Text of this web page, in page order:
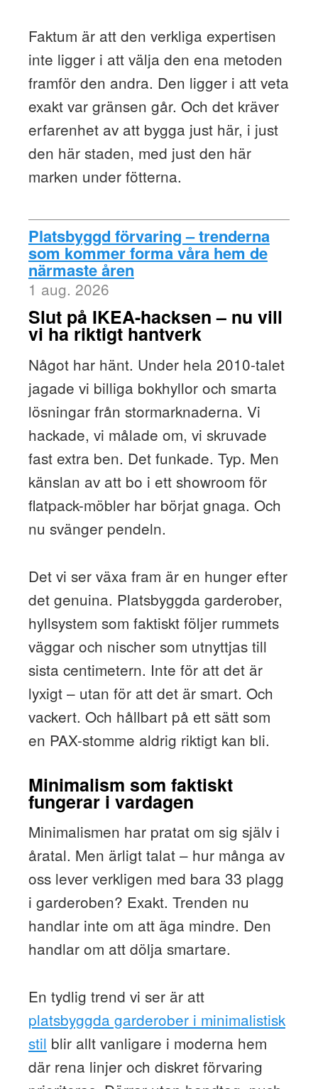
Faktum är att den verkliga expertisen
inte ligger i att välja den ena metoden
framför den andra. Den ligger i att veta
exakt var gränsen går. Och det kräver
erfarenhet av att bygga just här, i just
den här staden, med just den här
marken under fötterna.
Platsbyggd förvaring – trenderna
som kommer forma våra hem de
närmaste åren
1 aug. 2026
Slut på IKEA-hacksen – nu vill
vi ha riktigt hantverk
Något har hänt. Under hela 2010-talet
jagade vi billiga bokhyllor och smarta
lösningar från stormarknaderna. Vi
hackade, vi målade om, vi skruvade
fast extra ben. Det funkade. Typ. Men
känslan av att bo i ett showroom för
flatpack-möbler har börjat gnaga. Och
nu svänger pendeln.
Det vi ser växa fram är en hunger efter
det genuina. Platsbyggda garderober,
hyllsystem som faktiskt följer rummets
väggar och nischer som utnyttjas till
sista centimetern. Inte för att det är
lyxigt – utan för att det är smart. Och
vackert. Och hållbart på ett sätt som
en PAX-stomme aldrig riktigt kan bli.
Minimalism som faktiskt
fungerar i vardagen
Minimalismen har pratat om sig själv i
åratal. Men ärligt talat – hur många av
oss lever verkligen med bara 33 plagg
i garderoben? Exakt. Trenden nu
handlar inte om att äga mindre. Den
handlar om att dölja smartare.
En tydlig trend vi ser är att
platsbyggda garderober i minimalistisk
stil blir allt vanligare i moderna hem
där rena linjer och diskret förvaring